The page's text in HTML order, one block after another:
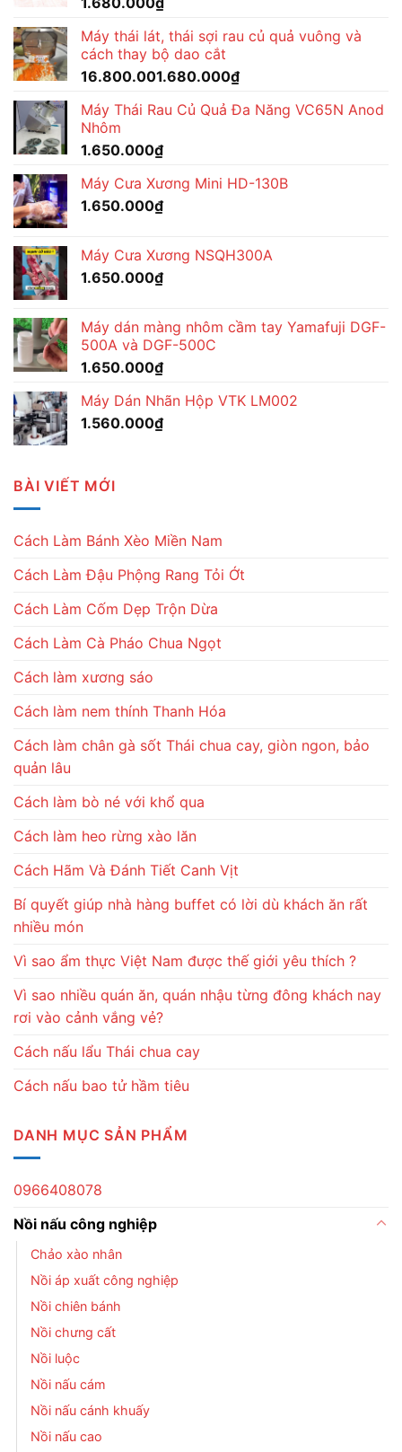
Máy thái lát, thái sợi rau củ quả vuông và
cách thay bộ dao cắt
16.800.001.680.000₫
Máy Thái Rau Củ Quả Đa Năng VC65N Anod
Nhôm
1.650.000₫
Máy Cưa Xương Mini HD-130B
1.650.000₫
Máy Cưa Xương NSQH300A
1.650.000₫
Máy dán màng nhôm cầm tay Yamafuji DGF-
500A và DGF-500C
1.650.000₫
Máy Dán Nhãn Hộp VTK LM002
1.560.000₫
BÀI VIẾT MỚI
Cách Làm Bánh Xèo Miền Nam
Cách Làm Đậu Phộng Rang Tỏi Ớt
Cách Làm Cốm Dẹp Trộn Dừa
Cách Làm Cà Pháo Chua Ngọt
Cách làm xương sáo
Cách làm nem thính Thanh Hóa
Cách làm chân gà sốt Thái chua cay, giòn ngon, bảo
quản lâu
Cách làm bò né với khổ qua
Cách làm heo rừng xào lăn
Cách Hãm Và Đánh Tiết Canh Vịt
Bí quyết giúp nhà hàng buffet có lời dù khách ăn rất
nhiều món
Vì sao ẩm thực Việt Nam được thế giới yêu thích ?
Vì sao nhiều quán ăn, quán nhậu từng đông khách nay
rơi vào cảnh vắng vẻ?
Cách nấu lẩu Thái chua cay
Cách nấu bao tử hầm tiêu
DANH MỤC SẢN PHẨM
0966408078
Nồi nấu công nghiệp
Chảo xào nhân
Nồi áp xuất công nghiệp
Nồi chiên bánh
Nồi chưng cất
Nồi luộc
Nồi nấu cám
Nồi nấu cánh khuấy
Nồi nấu cao